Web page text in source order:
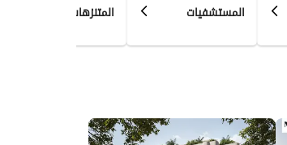
المستشفيات المتنزهات